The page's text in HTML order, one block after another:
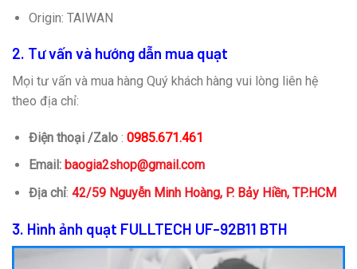
Origin: TAIWAN
2. Tư vấn và hướng dẫn mua quạt
Mọi tư vấn và mua hàng Quý khách hàng vui lòng liên hệ
theo địa chỉ:
Điện thoại /Zalo: 0985.671.461
Email: baogia2shop@gmail.com
Địa chỉ: 42/59 Nguyễn Minh Hoàng, P. Bảy Hiền, TP.HCM
3. Hình ảnh quạt FULLTECH UF-92B11 BTH